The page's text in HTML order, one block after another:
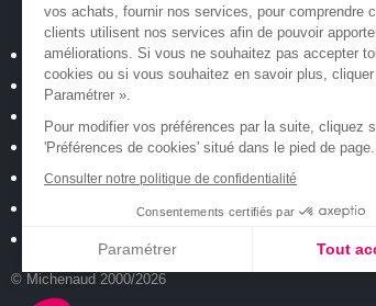
vos achats, fournir nos services, pour comprendre
clients utilisent nos services afin de pouvoir
améliorations. Si vous ne souhaitez pas accepter
cookies ou si vous souhaitez en savoir plus,
Paramétrer ».
Pour modifier vos préférences par la suite, cliquez
'Préférences de cookies' situé dans le pied de page.
Consulter notre politique de confidentialité
Consentements certifiés par
Paramétrer Tout
Axeptio consent
MICHENAUD.COM
Qui sommes nous ?
Plan du site
Conditions générales de vente
Politique de confidentialité
Cookies : Vos préférences
© Michenaud 2000/2026